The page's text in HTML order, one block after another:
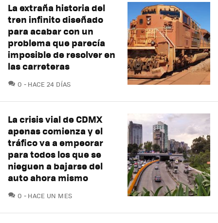
La extraña historia del
tren infinito diseñado
para acabar con un
problema que parecía
imposible de resolver en
las carreteras
0 COMENTARIOS
HACE 24 DÍAS
La crisis vial de CDMX
apenas comienza y el
tráfico va a empeorar
para todos los que se
nieguen a bajarse del
auto ahora mismo
0 COMENTARIOS
HACE UN MES